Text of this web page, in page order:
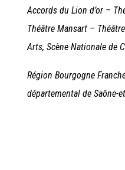
Accords du Lion d’or –
Théâtre Mansart –
Arts, Scène Nationale de
Région Bourgogne
départemental de Saône-